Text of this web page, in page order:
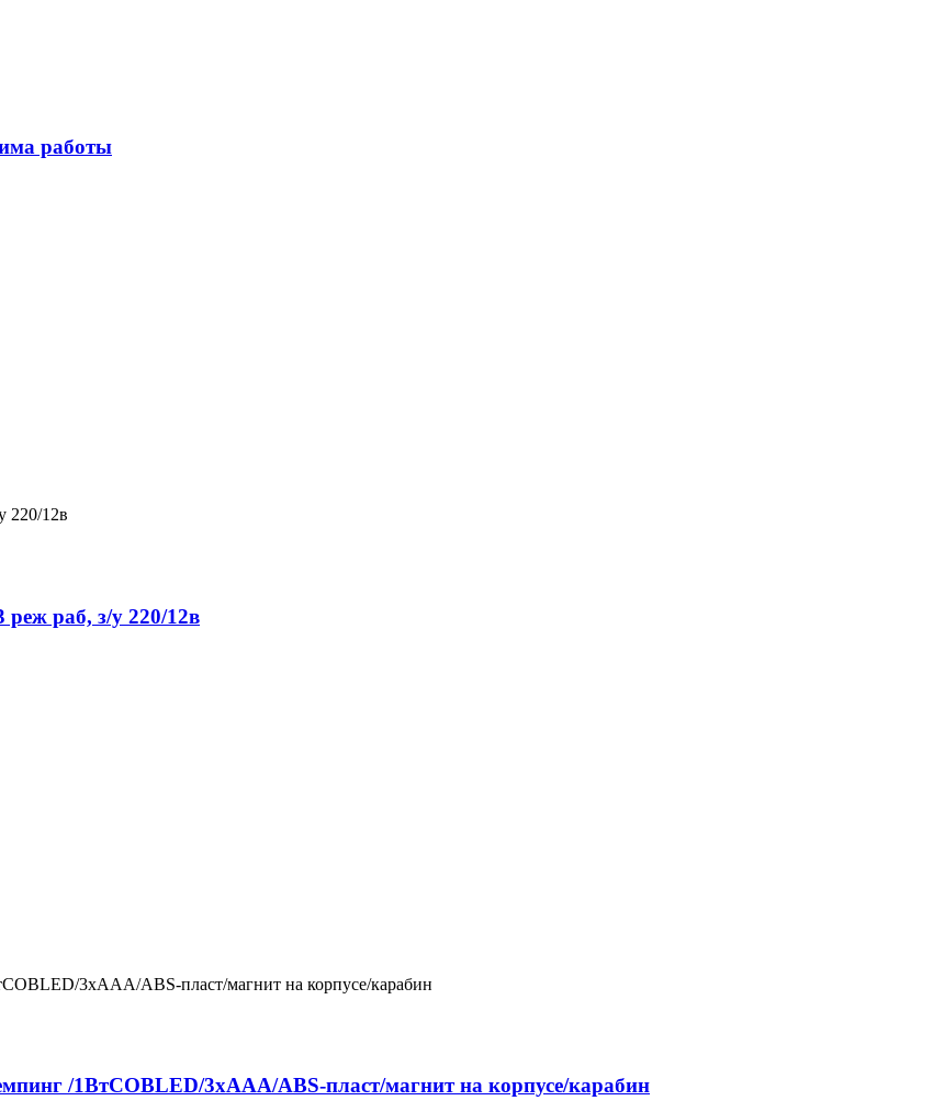
работы
раб, з/у 220/12в
/1ВтCOBLED/3xAAA/ABS-пласт/магнит на корпусе/карабин